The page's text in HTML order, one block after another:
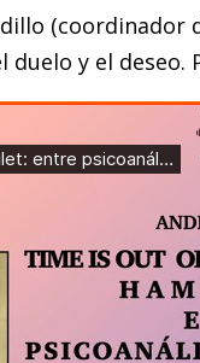
(coordinador
y el